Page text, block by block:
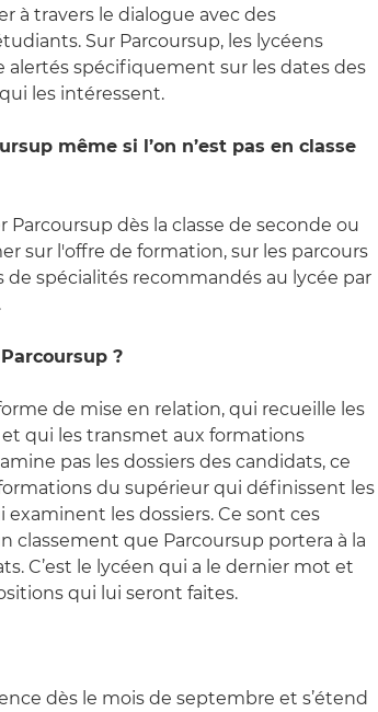
à travers le dialogue avec des
Sur Parcoursup, les lycéens
spécifiquement sur les dates des
les intéressent.
même si l’on n’est pas en classe
Parcoursup dès la classe de seconde ou
sur l'offre de formation, sur les parcours
spécialités recommandés au lycée par
?
de mise en relation, qui recueille les
qui les transmet aux formations
pas les dossiers des candidats, ce
du supérieur qui définissent les
examinent les dossiers. Ce sont ces
classement que Parcoursup portera à la
C’est le lycéen qui a le dernier mot et
qui lui seront faites.
dès le mois de septembre et s’étend